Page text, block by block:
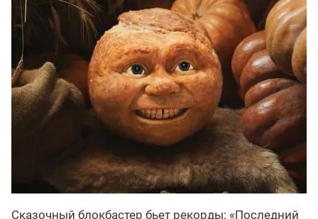
Сказочный блокбастер бьет рекорды: «Последний